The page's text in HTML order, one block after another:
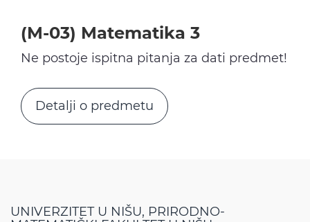
(M-03) Matematika 3
Ne postoje ispitna pitanja za dati predmet!
Detalji o predmetu
UNIVERZITET U NIŠU, PRIRODNO-